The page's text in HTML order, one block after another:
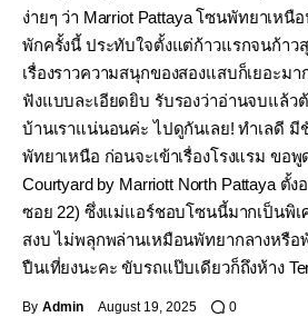
ง่ายๆ ว่า Marriot Pattaya โซนพัทยาเหนื
พักครั้งนี้ ประทับใจตั้งแต่ก้าวแรกจนก้าว
เรื่องราวความสนุกของสองแสบก็เยอะมา
ฟังแบบละเอียดยิบ รับรองว่าอ่านจบแล้ว
บ้านเราแน่นอนค่ะ ไปดูกันเลย! ทำเลดี
พัทยาเหนือ ก่อนจะเข้าเรื่องโรงแรม ขอ
Courtyard by Marriott North Pattaya ตั้
ซอย 22) ซึ่งแม่แอร์ชอบโซนนี้มากเป็นพิเ
สงบ ไม่พลุกพล่านเหมือนพัทยากลางหรือ
ปืนเที่ยงนะคะ ขับรถแป๊บเดียวก็ถึงห้าง
By Admin August 19, 2025 0